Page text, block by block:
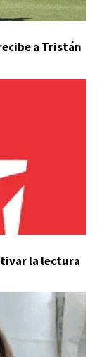
a Tristán
la lectura